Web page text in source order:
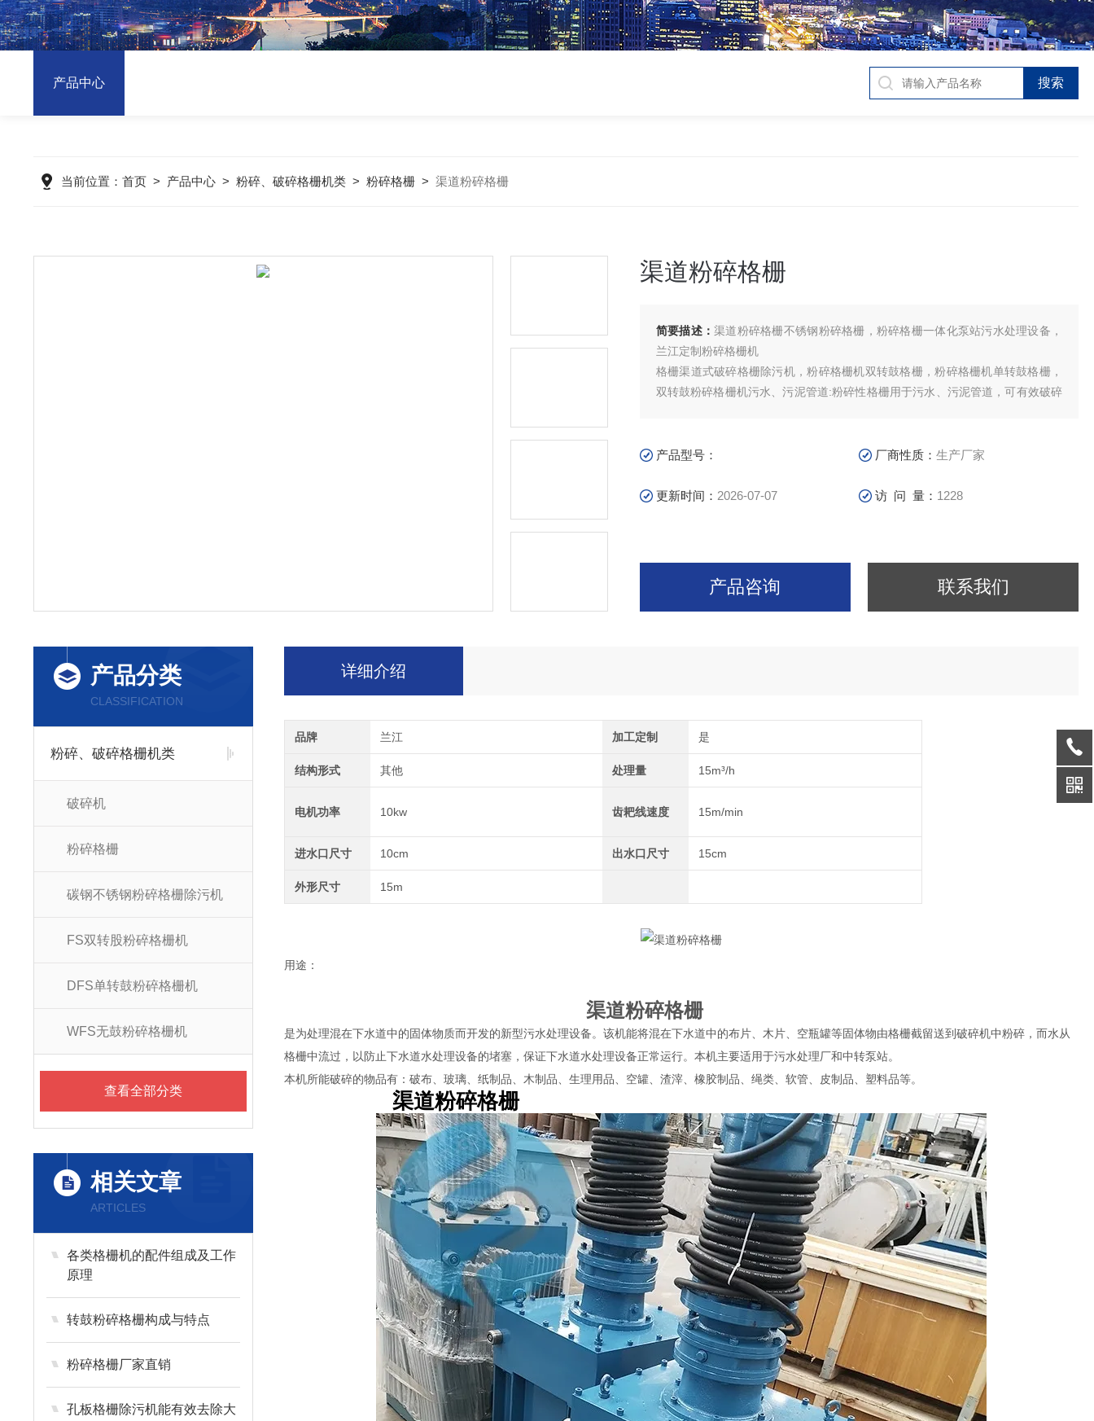
产品中心
当前位置： 首页> 产品中心> 粉碎、破碎格栅机类> 粉碎格栅> 渠道粉碎格栅
渠道粉碎格栅
简要描述：渠道粉碎格栅不锈钢粉碎格栅，粉碎格栅一体化泵站污水处理设备，
兰江定制粉碎格栅机
格栅渠道式破碎格栅除污机，粉碎格栅机双转鼓格栅，粉碎格栅机单转鼓格栅，
双转鼓粉碎格栅机污水、污泥管道:粉碎性格栅用于污水、污泥管道，可有效破碎
产品型号： 厂商性质：生产厂家
更新时间： 2026-07-07 访 问 量： 1228
产品咨询 联系我们
产品分类
CLASSIFICATION
粉碎、破碎格栅机类
破碎机
粉碎格栅
碳钢不锈钢粉碎格栅除污机
FS双转股粉碎格栅机
DFS单转鼓粉碎格栅机
WFS无鼓粉碎格栅机
查看全部分类
相关文章
ARTICLES
各类格栅机的配件组成及工作
原理
转鼓粉碎格栅构成与特点
粉碎格栅厂家直销
孔板格栅除污机能有效去除大
详细介绍
品牌 兰江 加工定制 是
结构形式 其他 处理量 15m³/h
电机功率 10kw 齿耙线速度 15m/min
进水口尺寸 10cm 出水口尺寸 15cm
外形尺寸 15m
用途：
渠道粉碎格栅
是为处理混在下水道中的固体物质而开发的新型污水处理设备。该机能将混在下水道中的布片、木片、空瓶罐等固体物由格栅截留送到破碎机中粉碎，而水从
格栅中流过，以防止下水道水处理设备的堵塞，保证下水道水处理设备正常运行。本机主要适用于污水处理厂和中转泵站。
本机所能破碎的物品有：破布、玻璃、纸制品、木制品、生理用品、空罐、渣滓、橡胶制品、绳类、软管、皮制品、塑料品等。
渠道粉碎格栅